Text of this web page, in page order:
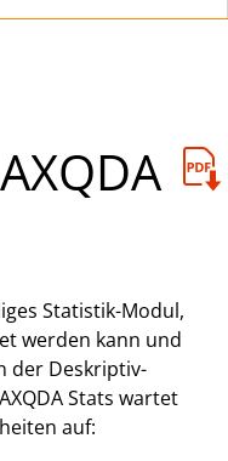
Statistik-Modul,
werden kann und
der Deskriptiv-
Stats wartet
auf: